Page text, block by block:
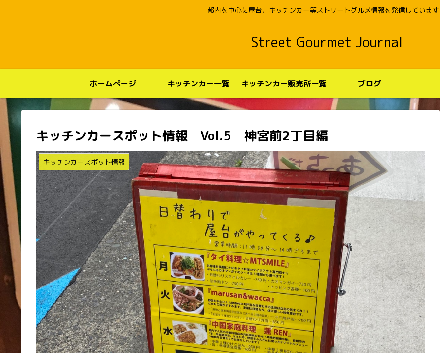
都内を中心に屋台、キッチンカー等ストリートグルメ情報を発信しています
Street Gourmet Journal
ホームページ キッチンカー一覧 キッチンカー販売所一覧 ブログ
キッチンカースポット情報 Vol.5 神宮前2丁目編
キッチンカースポット情報